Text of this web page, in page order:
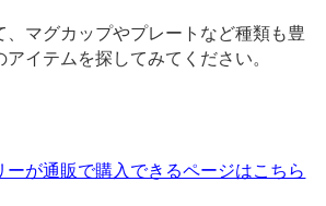
、マグカップやプレートなど種類も豊
イテムを探してみてください。
ーが通販で購入できるページはこちら